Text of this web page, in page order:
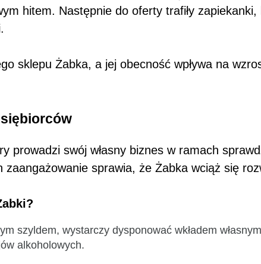
hitem. Następnie do oferty trafiły
sklepu Żabka, a jej obecność wpływa na
swój własny biznes w ramach
sprawia, że Żabka wciąż się
szyldem, wystarczy dysponować wkładem
alkoholowych.